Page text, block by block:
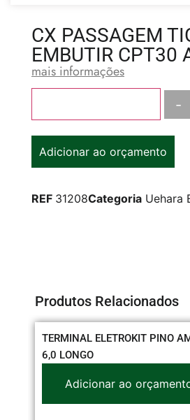
CX PASSAGEM
EMBUTIR CPT30
mais informações
-
Adicionar ao orçamento
REF 31208Categoria Uehara
Produtos Relacionados
TERMINAL ELETROKIT PINO
6,0 LONGO
Adicionar ao